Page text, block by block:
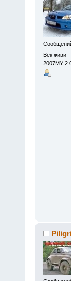
Век живи -
2007MY